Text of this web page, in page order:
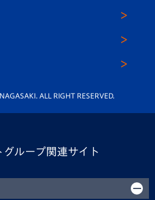
ム
ALL RIGHT RESERVED.
グループ関連サイト